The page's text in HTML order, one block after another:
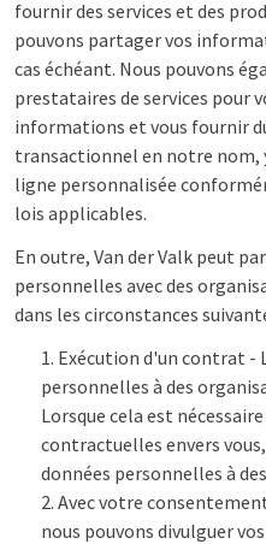
fournir des services et des
pouvons partager vos
cas échéant. Nous pouvons
prestataires de services pour
informations et vous fournir
transactionnel en notre nom,
ligne personnalisée
lois applicables.
En outre, Van der Valk peut
personnelles avec des
dans les circonstances
Exécution d'un contrat -
personnelles à des
Lorsque cela est
contractuelles envers
données personnelles à
Avec votre
nous pouvons divulguer